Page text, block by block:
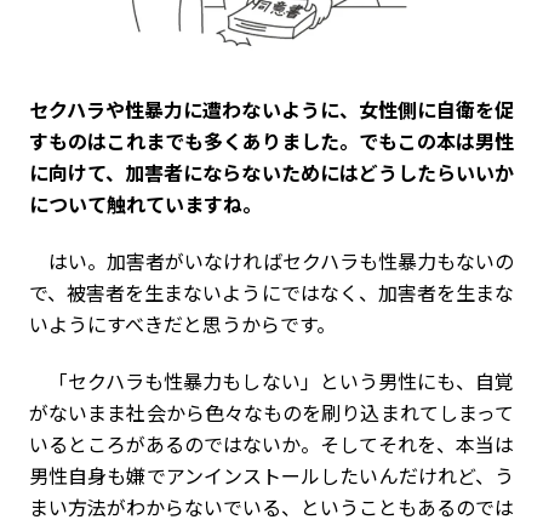
――セクハラや性暴力に遭わないように、女性側に自衛を促
すものはこれまでも多くありました。でもこの本は男性
に向けて、加害者にならないためにはどうしたらいいか
について触れていますね。
はい。加害者がいなければセクハラも性暴力もないの
で、被害者を生まないようにではなく、加害者を生まな
いようにすべきだと思うからです。
「セクハラも性暴力もしない」という男性にも、自覚
がないまま社会から色々なものを刷り込まれてしまって
いるところがあるのではないか。そしてそれを、本当は
男性自身も嫌でアンインストールしたいんだけれど、う
まい方法がわからないでいる、ということもあるのでは